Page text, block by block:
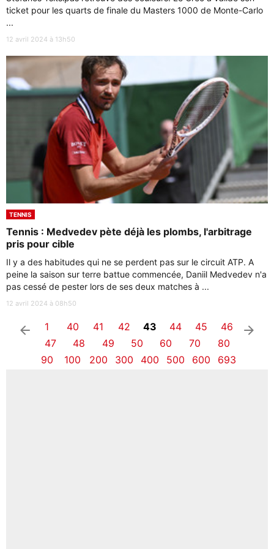
ticket pour les quarts de finale du Masters 1000 de Monte-Carlo
...
12 avril 2024 à 13h50
TENNIS
Tennis : Medvedev pète déjà les plombs, l'arbitrage
pris pour cible
Il y a des habitudes qui ne se perdent pas sur le circuit ATP. A
peine la saison sur terre battue commencée, Daniil Medvedev n'a
pas cessé de pester lors de ses deux matches à ...
12 avril 2024 à 08h50
arrow_left 1 40 41 42 43 44 45
46
47
48 49 50 60 70
80
90
100 200 300 400 500 600 693
arrow_right